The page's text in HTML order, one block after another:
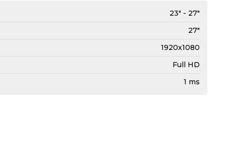
23" - 27"
27"
1920x1080
Full HD
1 ms